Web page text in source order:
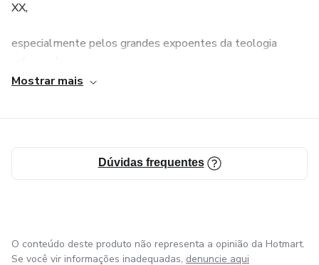
o Deus vivo. A jornada aqui proposta é exigente. Ela
XX,
especialmente pelos grandes expoentes da teologia
para
todos que desejam defender e proclamar fielmente o
Mostrar mais
Dúvidas frequentes
O conteúdo deste produto não representa a opinião da Hotmart.
Se você vir informações inadequadas, denuncie aqui